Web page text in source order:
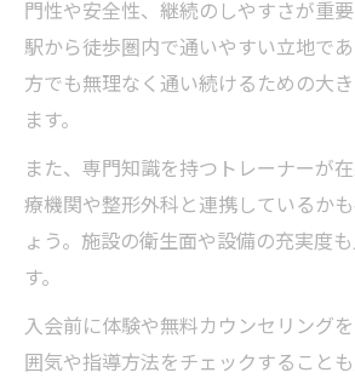
門性や安全性、継続のしやすさが重要
駅から徒歩圏内で通いやすい立地で
方でも無理なく通い続けるための大
ます。
また、専門知識を持つトレーナーが
療機関や整形外科と連携しているか
ょう。施設の衛生面や設備の充実度
す。
入会前に体験や無料カウンセリング
囲気や指導方法をチェックすること